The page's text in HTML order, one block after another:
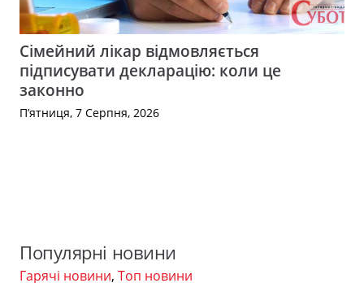
Сімейний лікар відмовляється
підписувати декларацію: коли це
законно
П’ятниця, 7 Серпня, 2026
Популярні новини
Гарячі новини, Топ новини